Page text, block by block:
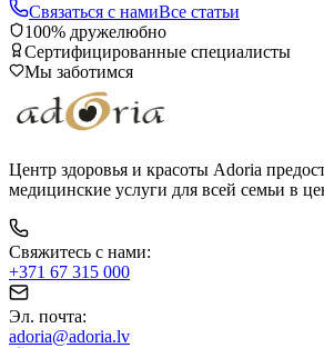
Связаться с намиВсе статьи
100% дружелюбно
Сертифицированные специалисты
Мы заботимся
Центр здоровья и красоты Adoria
медицинские услуги для всей семьи в
Свяжитесь с нами:
+371 67 315 000
Эл. почта:
adoria@adoria.lv